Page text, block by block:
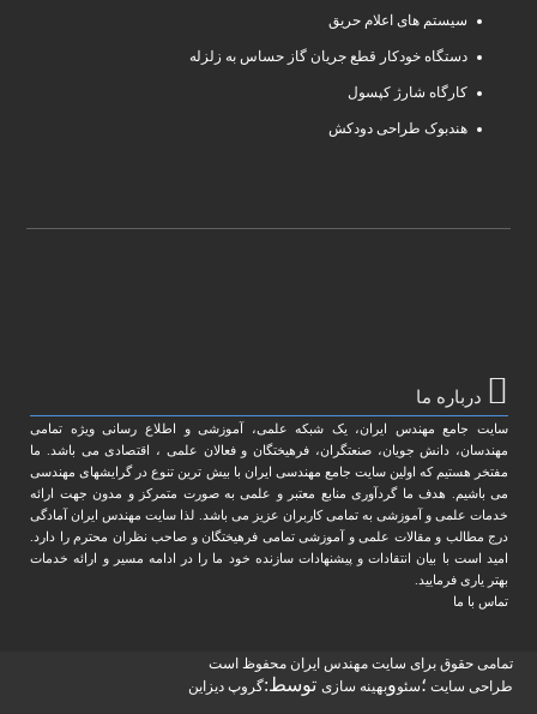
سیستم های اعلام حریق
دستگاه خودکار قطع جریان گاز حساس به زلزله
کارگاه شارژ کپسول
هندبوک طراحی دودکش
درباره ما
سایت جامع مهندس ایران، یک شبکه علمی، آموزشی و اطلاع رسانی ویژه تمامی
مهندسان، دانش جویان، صنعتگران، فرهیختگان و فعالان علمی ، اقتصادی می باشد. ما
مفتخر هستیم که اولین سایت جامع مهندسی ایران با بیش ترین تنوع در گرایشهای مهندسی
می باشیم. هدف ما گردآوری منابع معتبر و علمی به صورت متمرکز و مدون جهت ارائه
خدمات علمی و آموزشی به تمامی کاربران عزیز می باشد. لذا سایت مهندس ایران آمادگی
درج مطالب و مقالات علمی و آموزشی تمامی فرهیختگان و صاحب نظران محترم را دارد.
امید است با بیان انتقادات و پیشنهادات سازنده خود ما را در ادامه مسیر و ارائه خدمات
بهتر یاری فرمایید.
تماس با ما
تمامی حقوق برای سایت مهندس ایران محفوظ است
طراحی سایت ؛سئووبهینه سازی توسط:گروپ دیزاین